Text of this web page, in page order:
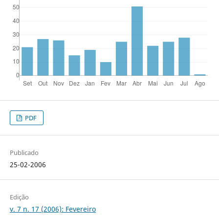
PDF
Publicado
25-02-2006
Edição
v. 7 n. 17 (2006): Fevereiro